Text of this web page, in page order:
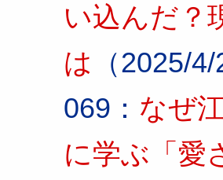
い込んだ？
は （2025/4/
069： なぜ
に学ぶ「愛